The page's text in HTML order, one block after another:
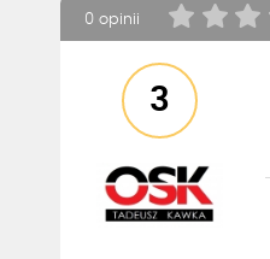
0 opinii
3